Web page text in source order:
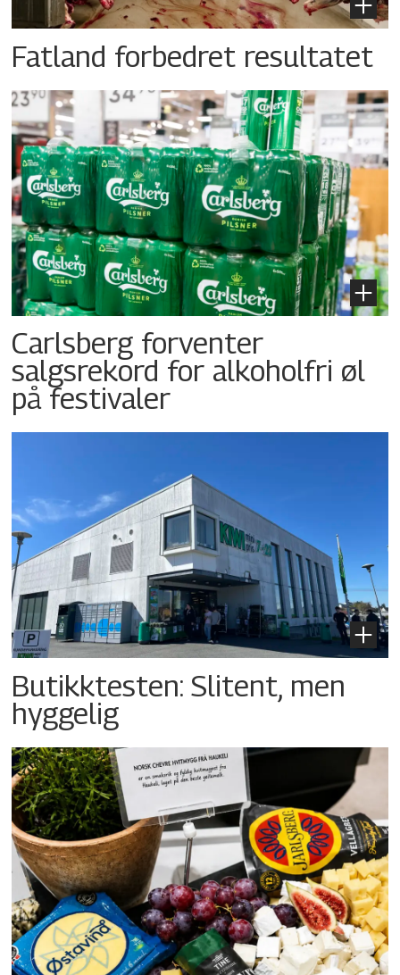
Fatland forbedret resultatet
Carlsberg forventer
salgsrekord for alkoholfri øl
på festivaler
Butikktesten: Slitent, men
hyggelig